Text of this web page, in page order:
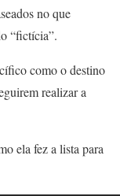
no que
“fictícia”.
como o destino
realizar a
ela fez a lista para